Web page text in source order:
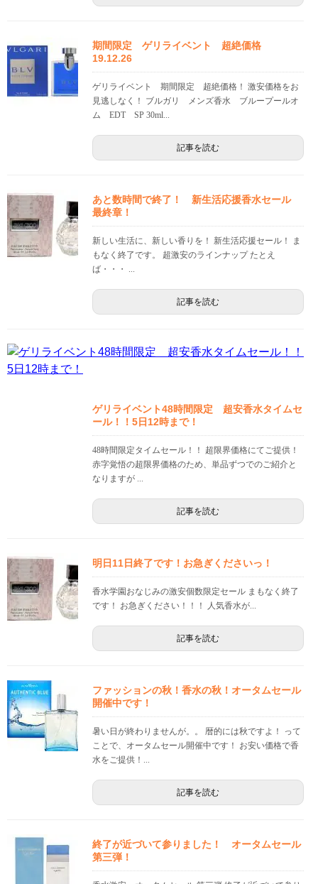
期間限定 ゲリライベント 超絶価格
19.12.26
ゲリライベント 期間限定 超絶価格！ 激安価格をお
見逃しなく！ ブルガリ メンズ香水 ブループールオ
ム EDT SP 30ml...
記事を読む
あと数時間で終了！ 新生活応援香水セール
最終章！
新しい生活に、新しい香りを！ 新生活応援セール！ ま
もなく終了です。 超激安のラインナップ たとえ
ば・・・ ...
記事を読む
ゲリライベント48時間限定 超安香水タイムセ
ール！！5日12時まで！
48時間限定タイムセール！！ 超限界価格にてご提供！
赤字覚悟の超限界価格のため、単品ずつでのご紹介と
なりますが ...
記事を読む
明日11日終了です！お急ぎくださいっ！
香水学園おなじみの激安個数限定セール まもなく終了
です！ お急ぎください！！！ 人気香水が...
記事を読む
ファッションの秋！香水の秋！オータムセール
開催中です！
暑い日が終わりませんが。。 暦的には秋ですよ！ って
ことで、オータムセール開催中です！ お安い価格で香
水をご提供！...
記事を読む
終了が近づいて参りました！ オータムセール
第三弾！